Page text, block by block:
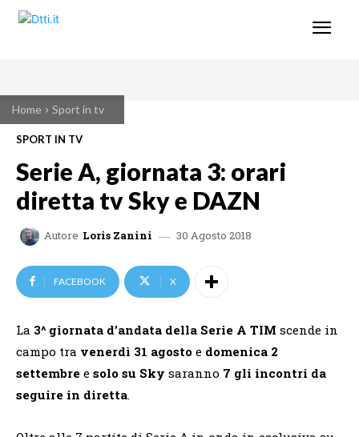
Home Sport in tv
SPORT IN TV
Serie A, giornata 3: orari
diretta tv Sky e DAZN
Autore Loris Zanini 30 Agosto 2018
FACEBOOK X
La 3^ giornata d’andata della Serie A TIM scende in
campo tra venerdì 31 agosto e domenica 2
settembre e solo su Sky saranno 7 gli incontri da
seguire in diretta.